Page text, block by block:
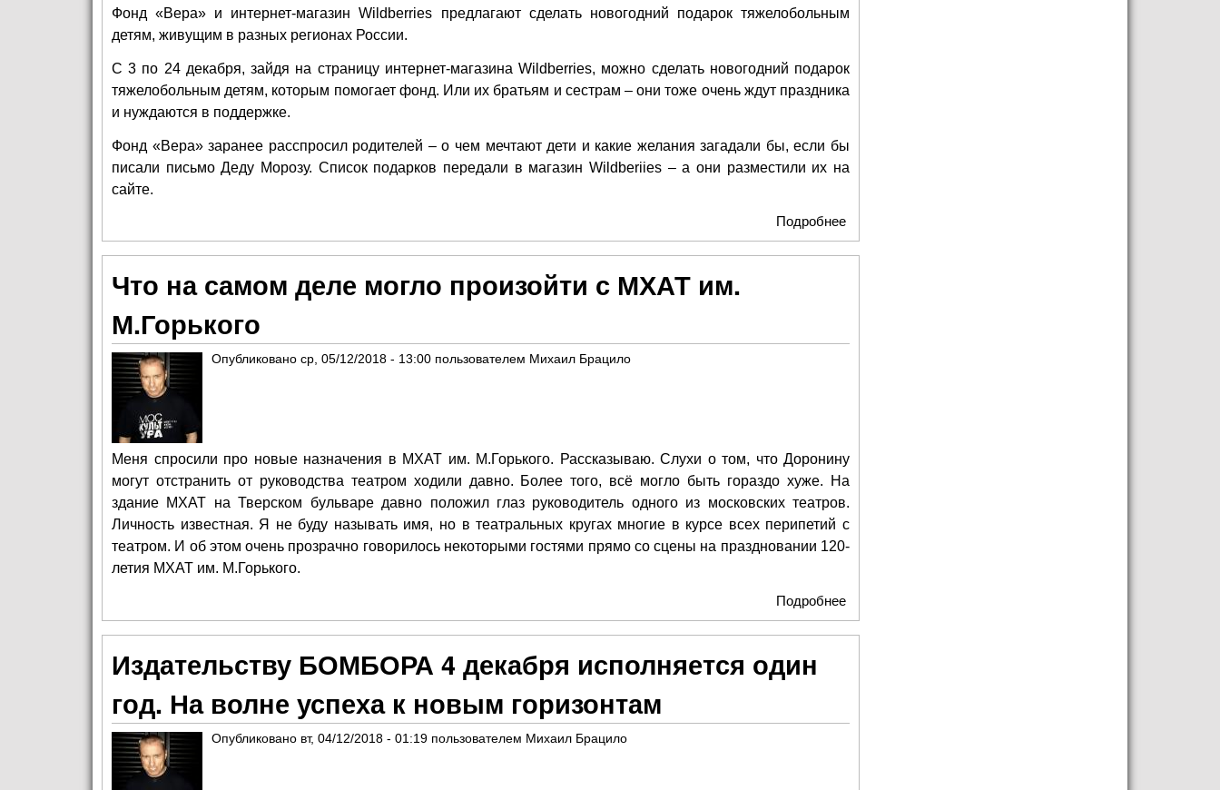
Фонд «Вера» и интернет-магазин Wildberries предлагают сделать новогодний подарок тяжелобольным
детям, живущим в разных регионах России.
С 3 по 24 декабря, зайдя на страницу интернет-магазина Wildberries, можно сделать новогодний подарок
тяжелобольным детям, которым помогает фонд. Или их братьям и сестрам – они тоже очень ждут праздника
и нуждаются в поддержке.
Фонд «Вера» заранее расспросил родителей – о чем мечтают дети и какие желания загадали бы, если бы
писали письмо Деду Морозу. Список подарков передали в магазин Wildberiies – а они разместили их на
сайте.
Подробнее
новогодних подарков для неизлечимо больных детей из
регионов!
Что на самом деле могло произойти с МХАТ им.
М.Горького
Опубликовано ср, 05/12/2018 - 13:00 пользователем Михаил Брацило
Меня спросили про новые назначения в МХАТ им. М.Горького. Рассказываю. Слухи о том, что Доронину
могут отстранить от руководства театром ходили давно. Более того, всё могло быть гораздо хуже. На
здание МХАТ на Тверском бульваре давно положил глаз руководитель одного из московских театров.
Личность известная. Я не буду называть имя, но в театральных кругах многие в курсе всех перипетий с
театром. И об этом очень прозрачно говорилось некоторыми гостями прямо со сцены на праздновании 120-
летия МХАТ им. М.Горького.
Подробнее
М.Горького
Издательству БОМБОРА 4 декабря исполняется один
год. На волне успеха к новым горизонтам
Опубликовано вт, 04/12/2018 - 01:19 пользователем Михаил Брацило